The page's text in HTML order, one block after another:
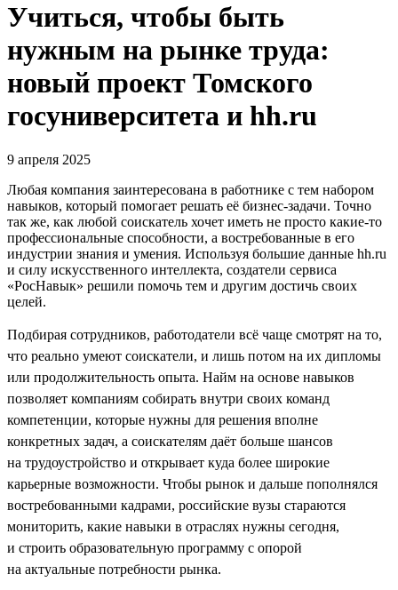
Учиться, чтобы быть
нужным на рынке труда:
новый проект Томского
госуниверситета и hh.ru
9 апреля 2025
Любая компания заинтересована в работнике с тем набором
навыков, который помогает решать её бизнес-задачи. Точно
так же, как любой соискатель хочет иметь не просто какие-то
профессиональные способности, а востребованные в его
индустрии знания и умения. Используя большие данные hh.ru
и силу искусственного интеллекта, создатели сервиса
«РосНавык» решили помочь тем и другим достичь своих
целей.
Подбирая сотрудников, работодатели всё чаще смотрят на то,
что реально умеют соискатели, и лишь потом на их дипломы
или продолжительность опыта. Найм на основе навыков
позволяет компаниям собирать внутри своих команд
компетенции, которые нужны для решения вполне
конкретных задач, а соискателям даёт больше шансов
на трудоустройство и открывает куда более широкие
карьерные возможности. Чтобы рынок и дальше пополнялся
востребованными кадрами, российские вузы стараются
мониторить, какие навыки в отраслях нужны сегодня,
и строить образовательную программу с опорой
на актуальные потребности рынка.